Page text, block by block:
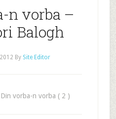
n vorba –
Balogh
By Site Editor
vorba-n vorba ( 2 )